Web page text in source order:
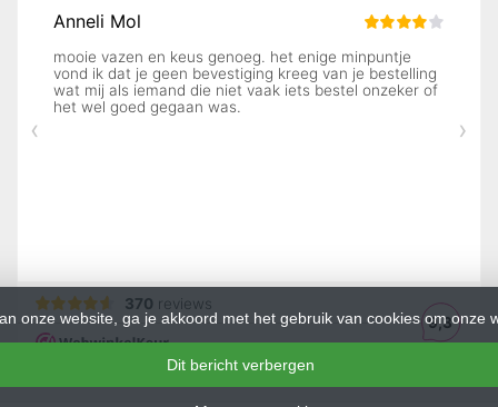
onze website, ga je akkoord met het gebruik van cookies om onze
Dit bericht verbergen